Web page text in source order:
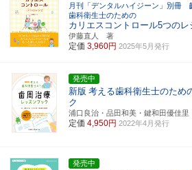
月刊「デンタルハイジーン」別冊
歯科衛生士のための
カリエスコントロール5つのレ
伊藤直人 著
定価 3,960円 2025年5月発行
発売中
新版 考える歯科衛生士のため
ク
浦口良治・品田和美・鍵和田優佳
定価 4,950円 2022年4月発行
発売中